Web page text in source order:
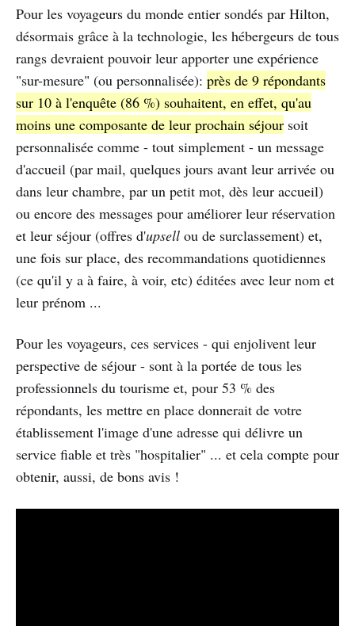
Pour les voyageurs du monde entier sondés par Hilton,
désormais grâce à la technologie, les hébergeurs de tous
rangs devraient pouvoir leur apporter une expérience
"sur-mesure" (ou personnalisée): près de 9 répondants
sur 10 à l'enquête (86 %) souhaitent, en effet, qu'au
moins une composante de leur prochain séjour soit
personnalisée comme - tout simplement - un message
d'accueil (par mail, quelques jours avant leur arrivée ou
dans leur chambre, par un petit mot, dès leur accueil)
ou encore des messages pour améliorer leur réservation
et leur séjour (offres d'upsell ou de surclassement) et,
une fois sur place, des recommandations quotidiennes
(ce qu'il y a à faire, à voir, etc) éditées avec leur nom et
leur prénom ...
Pour les voyageurs, ces services - qui enjolivent leur
perspective de séjour - sont à la portée de tous les
professionnels du tourisme et, pour 53 % des
répondants, les mettre en place donnerait de votre
établissement l'image d'une adresse qui délivre un
service fiable et très "hospitalier" ... et cela compte pour
obtenir, aussi, de bons avis !